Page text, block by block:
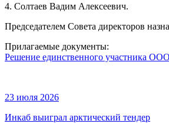
4. Солтаев Вадим Алексеевич.
Председателем Совета директоров
Прилагаемые документы:
Решение единственного участника
23 июля 2026
Инкаб выиграл арктический тендер